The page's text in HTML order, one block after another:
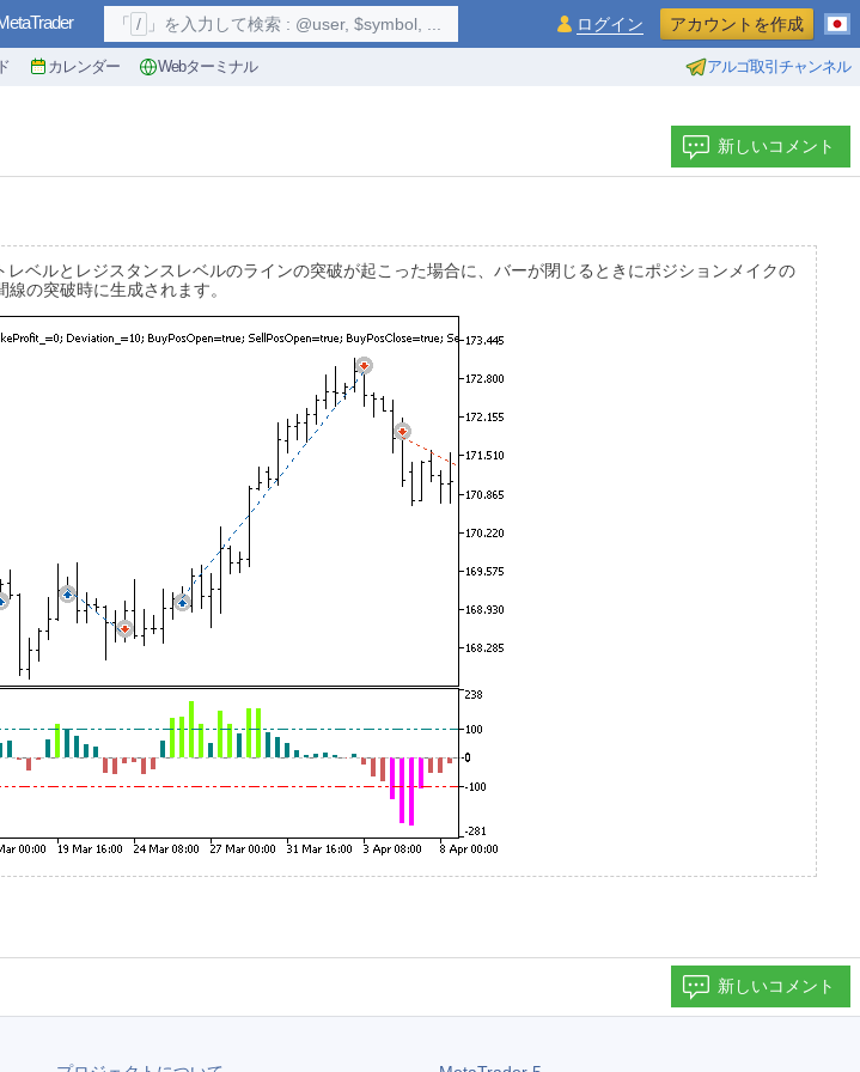
カレンダー Webターミナル アルゴ取引チャンネル
「 / 」を入力して検索 : @user, $symbol, ... ログイン アカウントを作成
新しいコメント
ベルとレジスタンスレベルのラインの突破が起こった場合に、バーが閉じるときにポジションメイクの
の突破時に生成されます。
新しいコメント